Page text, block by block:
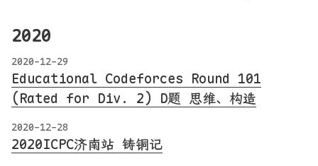
2020
2020-12-29
Educational Codeforces Round 101
(Rated for Div. 2) D题 思维、构造
2020-12-28
2020ICPC济南站 铸铜记